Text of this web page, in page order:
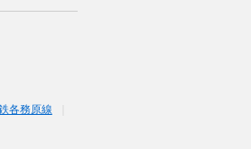
各務原線